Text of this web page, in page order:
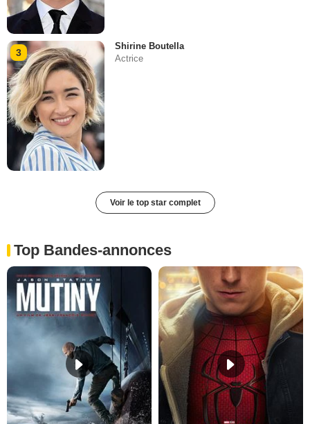
3
Shirine Boutella
Actrice
Voir le top star complet
Top Bandes-annonces